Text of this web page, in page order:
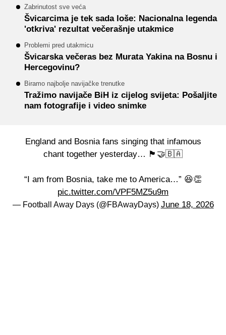
Zabrinutost sve veća
Švicarcima je tek sada loše: Nacionalna legenda
'otkriva' rezultat večerašnje utakmice
Problemi pred utakmicu
Švicarska večeras bez Murata Yakina na Bosnu i
Hercegovinu?
Biramo najbolje navijačke trenutke
Tražimo navijače BiH iz cijelog svijeta: Pošaljite
nam fotografije i video snimke
England and Bosnia fans singing that infamous
chant together yesterday… 🏴󠁧󠁢󠁥󠁮󠁧󠁿🤝🇧🇦
“I am from Bosnia, take me to America…” 😆👏
pic.twitter.com/VPF5MZ5u9m
— Football Away Days (@FBAwayDays) June 18, 2026